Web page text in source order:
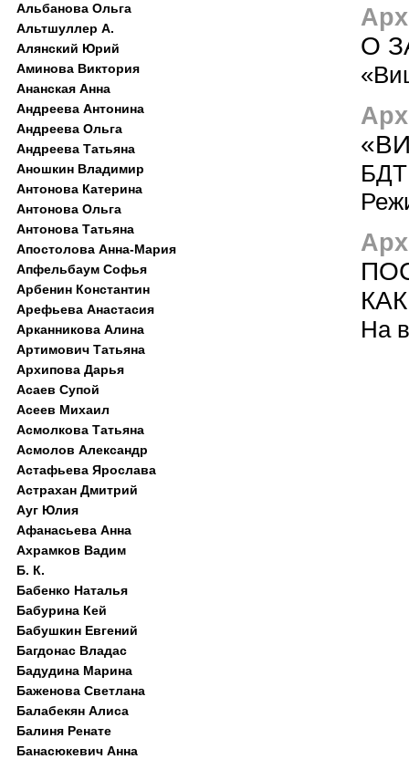
О
БДТ
На
Альбанова Ольга
Альтшуллер А.
Алянский Юрий
Аминова Виктория
Ананская Анна
Андреева Антонина
Андреева Ольга
Андреева Татьяна
Аношкин Владимир
Антонова Катерина
Антонова Ольга
Антонова Татьяна
Апостолова Анна-Мария
Апфельбаум Софья
Арбенин Константин
Арефьева Анастасия
Арканникова Алина
Артимович Татьяна
Архипова Дарья
Асаев Супой
Асеев Михаил
Асмолкова Татьяна
Асмолов Александр
Астафьева Ярослава
Астрахан Дмитрий
Ауг Юлия
Афанасьева Анна
Ахрамков Вадим
Б. К.
Бабенко Наталья
Бабурина Кей
Бабушкин Евгений
Багдонас Владас
Бадудина Марина
Баженова Светлана
Балабекян Алиса
Балиня Ренате
Банасюкевич Анна